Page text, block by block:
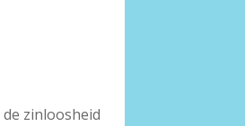
zinloosheid